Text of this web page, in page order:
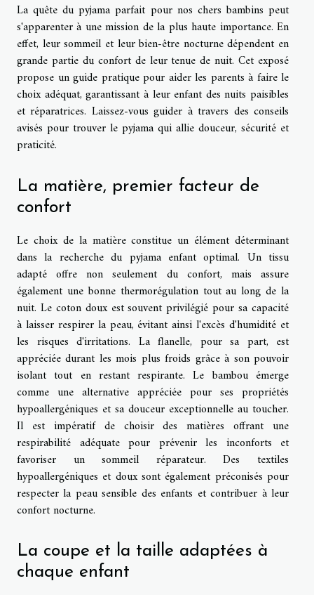
La quête du pyjama parfait pour nos chers bambins peut
s'apparenter à une mission de la plus haute importance. En
effet, leur sommeil et leur bien-être nocturne dépendent en
grande partie du confort de leur tenue de nuit. Cet exposé
propose un guide pratique pour aider les parents à faire le
choix adéquat, garantissant à leur enfant des nuits paisibles
et réparatrices. Laissez-vous guider à travers des conseils
avisés pour trouver le pyjama qui allie douceur, sécurité et
praticité.
La matière, premier facteur de
confort
Le choix de la matière constitue un élément déterminant
dans la recherche du pyjama enfant optimal. Un tissu
adapté offre non seulement du confort, mais assure
également une bonne thermorégulation tout au long de la
nuit. Le coton doux est souvent privilégié pour sa capacité
à laisser respirer la peau, évitant ainsi l'excès d'humidité et
les risques d'irritations. La flanelle, pour sa part, est
appréciée durant les mois plus froids grâce à son pouvoir
isolant tout en restant respirante. Le bambou émerge
comme une alternative appréciée pour ses propriétés
hypoallergéniques et sa douceur exceptionnelle au toucher.
Il est impératif de choisir des matières offrant une
respirabilité adéquate pour prévenir les inconforts et
favoriser un sommeil réparateur. Des textiles
hypoallergéniques et doux sont également préconisés pour
respecter la peau sensible des enfants et contribuer à leur
confort nocturne.
La coupe et la taille adaptées à
chaque enfant